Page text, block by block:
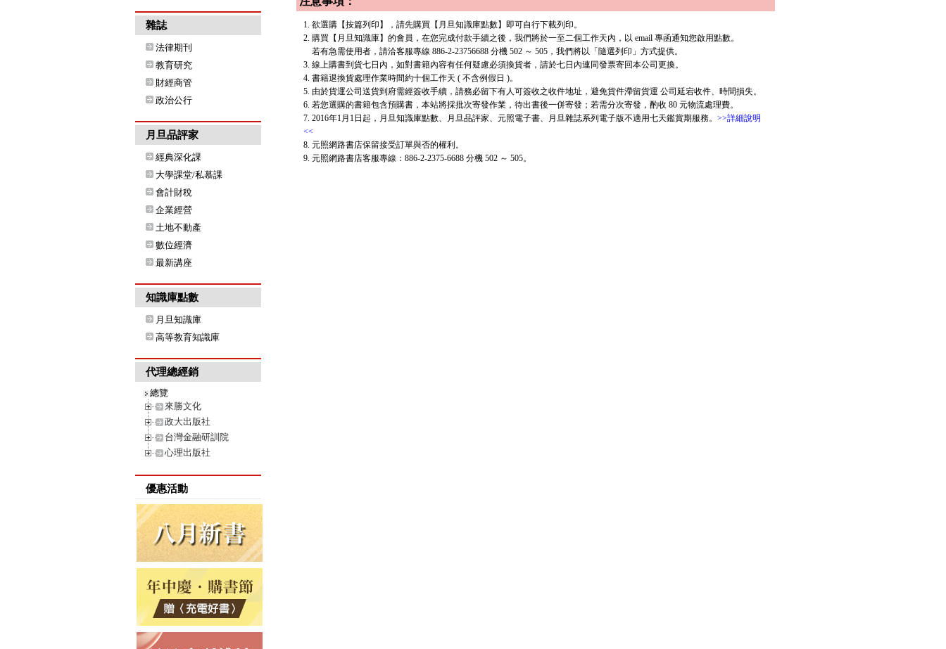
雜誌
法律期刊
教育研究
財經商管
政治公行
月旦品評家
經典深化課
大學課堂/私慕課
會計財稅
企業經營
土地不動產
數位經濟
最新講座
知識庫點數
月旦知識庫
高等教育知識庫
代理總經銷
總覽
來勝文化
政大出版社
台灣金融研訓院
心理出版社
優惠活動
1. 欲選購【按篇列印】，請先購買【月旦知識庫點數】即可自行下載列印。
2. 購買【月旦知識庫】的會員，在您完成付款手續之後，我們將於一至二個工作天內，以 email 專函通知您啟用點數。
若有急需使用者，請洽客服專線 886-2-23756688 分機 502 ～ 505，我們將以「隨選列印」方式提供。
3. 線上購書到貨七日內，如對書籍內容有任何疑慮必須換貨者，請於七日內連同發票寄回本公司更換。
4. 書籍退換貨處理作業時間約十個工作天 ( 不含例假日 )。
5. 由於貨運公司送貨到府需經簽收手續，請務必留下有人可簽收之收件地址，避免貨件滯留貨運 公司延宕收件、時間損失。
6. 若您選購的書籍包含預購書，本站將採批次寄發作業，待出書後一併寄發；若需分次寄發，酌收 80 元物流處理費。
7. 2016年1月1日起，月旦知識庫點數、月旦品評家、元照電子書、月旦雜誌系列電子版不適用七天鑑賞期服務。 >>詳細說明
<<
8. 元照網路書店保留接受訂單與否的權利。
9. 元照網路書店客服專線：886-2-2375-6688 分機 502 ～ 505。